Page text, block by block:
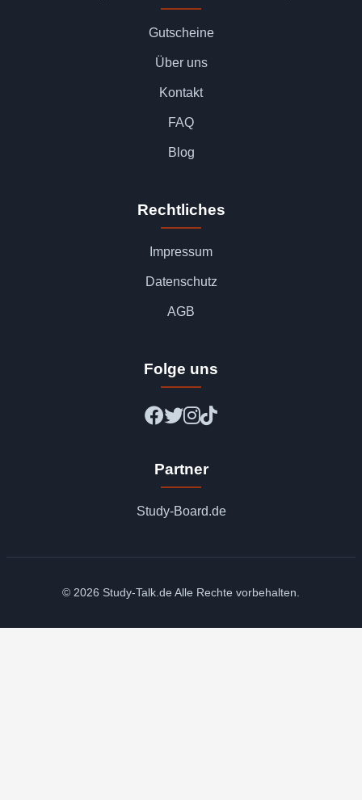
Gutscheine
Über uns
Kontakt
FAQ
Blog
Rechtliches
Impressum
Datenschutz
AGB
Folge uns
Partner
Study-Board.de
© 2026 Study-Talk.de Alle Rechte vorbehalten.